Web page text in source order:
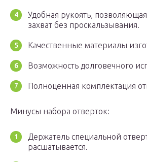
Удобная рукоять,
захват без проскальзывания.
Качественные материалы
Возможность долговечного
Полноценная комплектация
Минусы набора отверток:
Держатель специальной
расшатывается.